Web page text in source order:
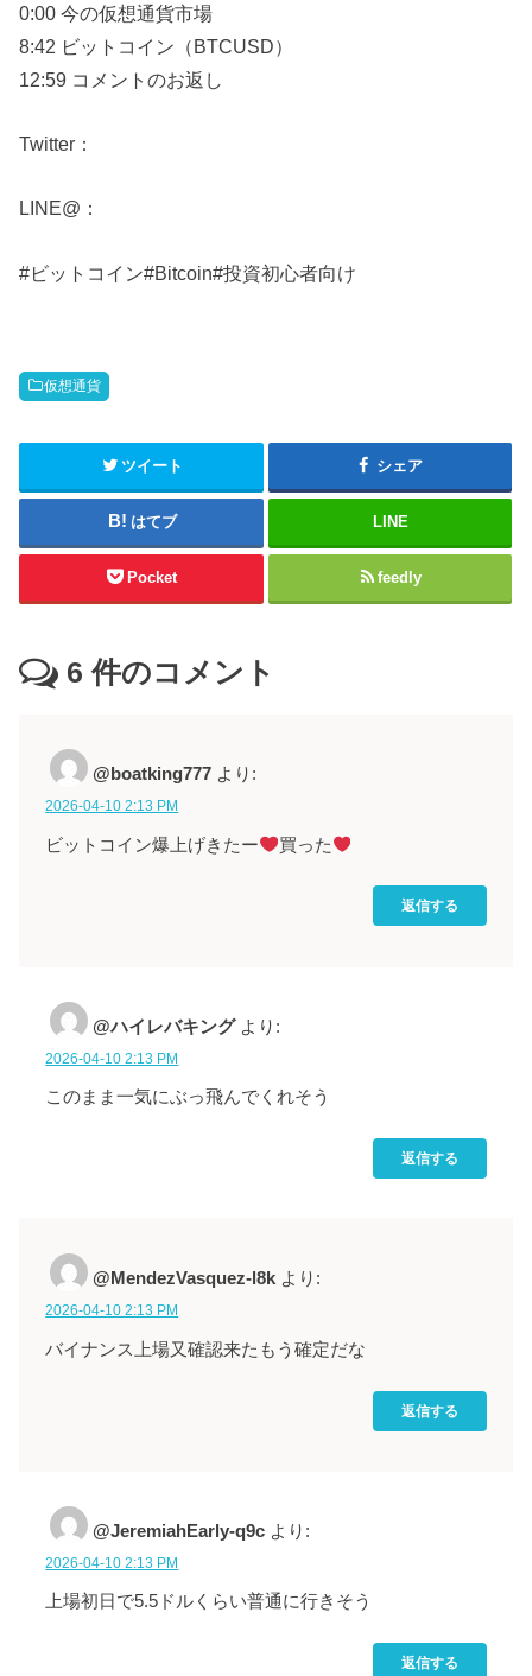
0:00 今の仮想通貨市場
8:42 ビットコイン（BTCUSD）
12:59 コメントのお返し
Twitter：
LINE@：
#ビットコイン#Bitcoin#投資初心者向け
仮想通貨
ツイート シェア
はてブ LINE
Pocket feedly
6 件のコメント
@boatking777 より:
2026-04-10 2:13 PM
ビットコイン爆上げきたー 買った
返信する
@ハイレバキング より:
2026-04-10 2:13 PM
このまま一気にぶっ飛んでくれそう
返信する
@MendezVasquez-l8k より:
2026-04-10 2:13 PM
バイナンス上場又確認来たもう確定だな
返信する
@JeremiahEarly-q9c より:
2026-04-10 2:13 PM
上場初日で5.5ドルくらい普通に行きそう
返信する